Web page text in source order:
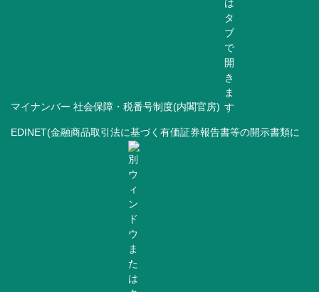
マイナンバー 社会保障・税番号制度(内閣官房)
EDINET(金融商品取引法に基づく有価証券報告書等の開示書類に